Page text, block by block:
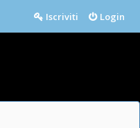
Login
Iscriviti